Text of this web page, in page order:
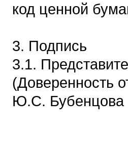
код ценной
3. Подпись
3.1.
(Доверенность
Ю.С. Бубенцова